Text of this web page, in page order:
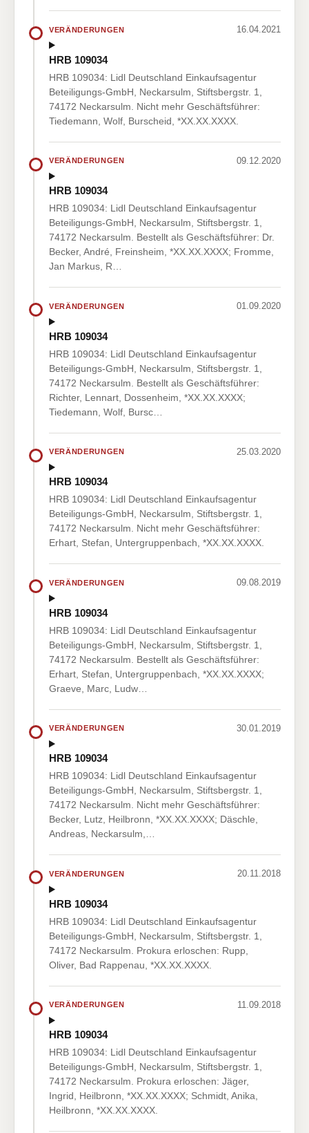
VERÄNDERUNGEN 16.04.2021
HRB 109034
HRB 109034: Lidl Deutschland Einkaufsagentur
Beteiligungs-GmbH, Neckarsulm, Stiftsbergstr. 1,
74172 Neckarsulm. Nicht mehr Geschäftsführer:
Tiedemann, Wolf, Burscheid, *XX.XX.XXXX.
VERÄNDERUNGEN 09.12.2020
HRB 109034
HRB 109034: Lidl Deutschland Einkaufsagentur
Beteiligungs-GmbH, Neckarsulm, Stiftsbergstr. 1,
74172 Neckarsulm. Bestellt als Geschäftsführer: Dr.
Becker, André, Freinsheim, *XX.XX.XXXX; Fromme,
Jan Markus, R…
VERÄNDERUNGEN 01.09.2020
HRB 109034
HRB 109034: Lidl Deutschland Einkaufsagentur
Beteiligungs-GmbH, Neckarsulm, Stiftsbergstr. 1,
74172 Neckarsulm. Bestellt als Geschäftsführer:
Richter, Lennart, Dossenheim, *XX.XX.XXXX;
Tiedemann, Wolf, Bursc…
VERÄNDERUNGEN 25.03.2020
HRB 109034
HRB 109034: Lidl Deutschland Einkaufsagentur
Beteiligungs-GmbH, Neckarsulm, Stiftsbergstr. 1,
74172 Neckarsulm. Nicht mehr Geschäftsführer:
Erhart, Stefan, Untergruppenbach, *XX.XX.XXXX.
VERÄNDERUNGEN 09.08.2019
HRB 109034
HRB 109034: Lidl Deutschland Einkaufsagentur
Beteiligungs-GmbH, Neckarsulm, Stiftsbergstr. 1,
74172 Neckarsulm. Bestellt als Geschäftsführer:
Erhart, Stefan, Untergruppenbach, *XX.XX.XXXX;
Graeve, Marc, Ludw…
VERÄNDERUNGEN 30.01.2019
HRB 109034
HRB 109034: Lidl Deutschland Einkaufsagentur
Beteiligungs-GmbH, Neckarsulm, Stiftsbergstr. 1,
74172 Neckarsulm. Nicht mehr Geschäftsführer:
Becker, Lutz, Heilbronn, *XX.XX.XXXX; Däschle,
Andreas, Neckarsulm,…
VERÄNDERUNGEN 20.11.2018
HRB 109034
HRB 109034: Lidl Deutschland Einkaufsagentur
Beteiligungs-GmbH, Neckarsulm, Stiftsbergstr. 1,
74172 Neckarsulm. Prokura erloschen: Rupp,
Oliver, Bad Rappenau, *XX.XX.XXXX.
VERÄNDERUNGEN 11.09.2018
HRB 109034
HRB 109034: Lidl Deutschland Einkaufsagentur
Beteiligungs-GmbH, Neckarsulm, Stiftsbergstr. 1,
74172 Neckarsulm. Prokura erloschen: Jäger,
Ingrid, Heilbronn, *XX.XX.XXXX; Schmidt, Anika,
Heilbronn, *XX.XX.XXXX.